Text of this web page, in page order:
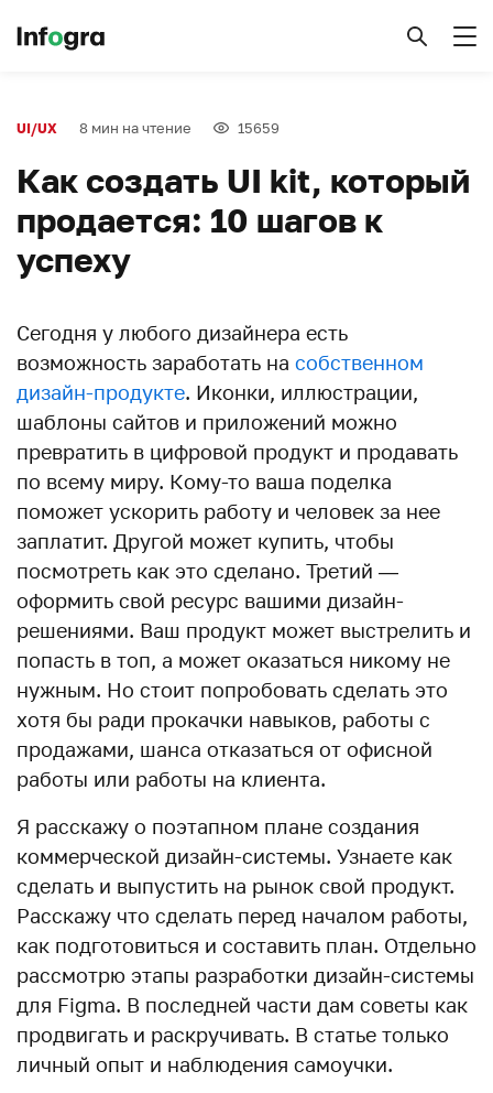
UI/UX 8 мин на чтение 15659
Как создать UI kit, который
продается: 10 шагов к
успеху
Сегодня у любого дизайнера есть
возможность заработать на собственном
дизайн-продукте. Иконки, иллюстрации,
шаблоны сайтов и приложений можно
превратить в цифровой продукт и продавать
по всему миру. Кому-то ваша поделка
поможет ускорить работу и человек за нее
заплатит. Другой может купить, чтобы
посмотреть как это сделано. Третий —
оформить свой ресурс вашими дизайн-
решениями. Ваш продукт может выстрелить и
попасть в топ, а может оказаться никому не
нужным. Но стоит попробовать сделать это
хотя бы ради прокачки навыков, работы с
продажами, шанса отказаться от офисной
работы или работы на клиента.
Я расскажу о поэтапном плане создания
коммерческой дизайн-системы. Узнаете как
сделать и выпустить на рынок свой продукт.
Расскажу что сделать перед началом работы,
как подготовиться и составить план. Отдельно
рассмотрю этапы разработки дизайн-системы
для Figma. В последней части дам советы как
продвигать и раскручивать. В статье только
личный опыт и наблюдения самоучки.